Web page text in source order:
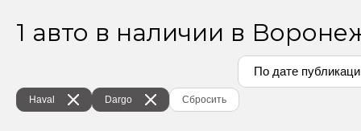
1 авто в наличии в
Haval Dargo Сбросить
По дате